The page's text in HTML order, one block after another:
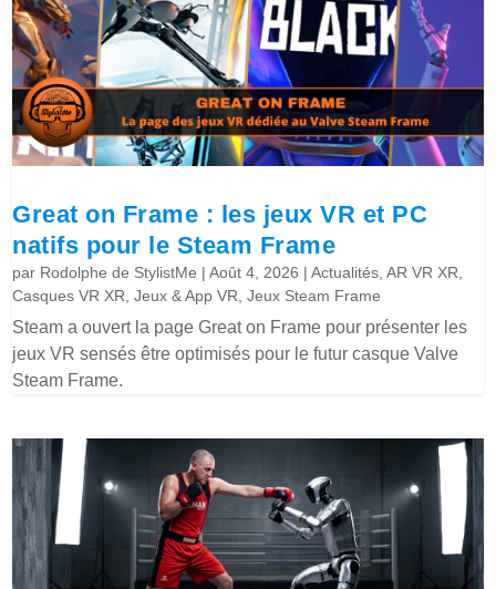
Great on Frame : les jeux VR et PC
natifs pour le Steam Frame
par Rodolphe de StylistMe |Août 4, 2026 |Actualités,AR VR XR,
Casques VR XR,Jeux & App VR,Jeux Steam Frame
Steam a ouvert la page Great on Frame pour présenter les
jeux VR sensés être optimisés pour le futur casque Valve
Steam Frame.